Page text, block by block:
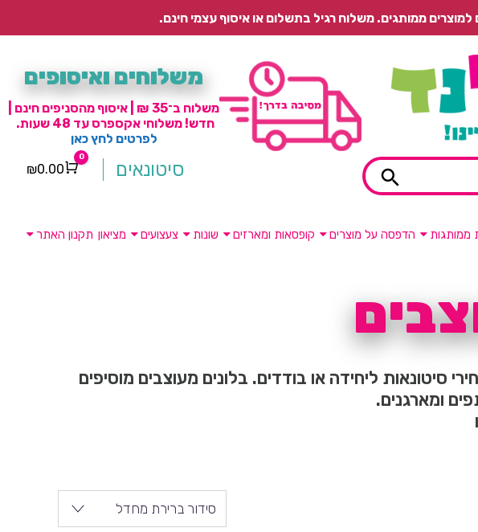
משלוחים ואיסופים
משלוח ב־35 ₪ | איסוף מהסניפים חינם |
חדש! משלוחי אקספרס עד 48 שעות.
לפרטים לחץ כאן
סיטונאים Cart
0
₪0.00
ממותגות הדפסה על מוצרים קופסאות ומארזים שונות צעצועים מציאון תקנון האתר
סיטונאות ליחידה או בודדים. בלונים מעוצבים מוסיפים
ומארגנים.
סידור ברירת מחדל